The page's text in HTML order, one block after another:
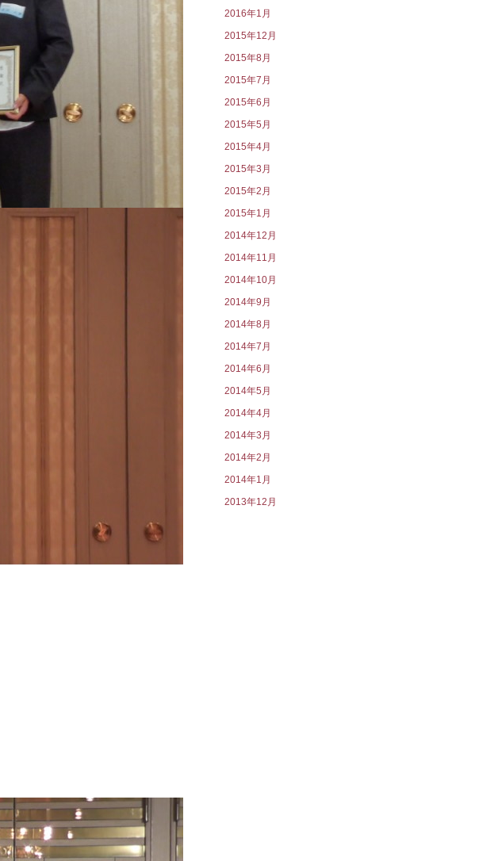
2016年1月
2015年12月
2015年8月
2015年7月
2015年6月
2015年5月
2015年4月
2015年3月
2015年2月
2015年1月
2014年12月
2014年11月
2014年10月
2014年9月
2014年8月
2014年7月
2014年6月
2014年5月
2014年4月
2014年3月
2014年2月
2014年1月
2013年12月